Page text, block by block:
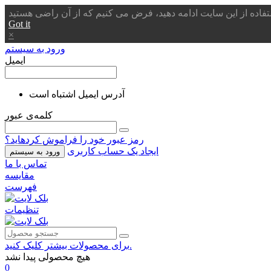
Got it
×
ورود به سیستم
ایمیل
آدرس ایمیل اشتباه است
کلمه‌ی عبور
رمز عبور خود را فراموش کردهاید؟
ورود به سیستم
ایجاد یک حساب کاربری
تماس با ما
مقایسه
فهرست
تنظیمات
برای محصولات بیشتر کلیک کنید.
هیچ محصولی پیدا نشد
0